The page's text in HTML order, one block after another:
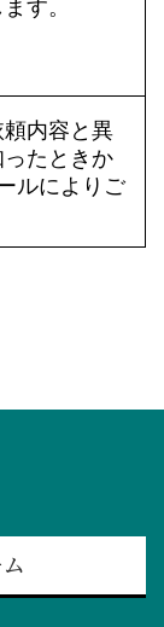
内容と異
たときか
ルによりご